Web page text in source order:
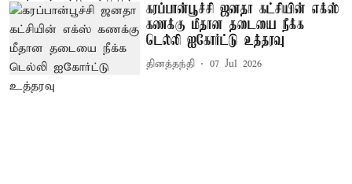
கரப்பான்பூச்சி ஜனதா கட்சியின் எக்ஸ்
கணக்கு மீதான தடையை நீக்க
டெல்லி ஐகோர்ட்டு உத்தரவு
தினத்தந்தி 07 Jul 2026